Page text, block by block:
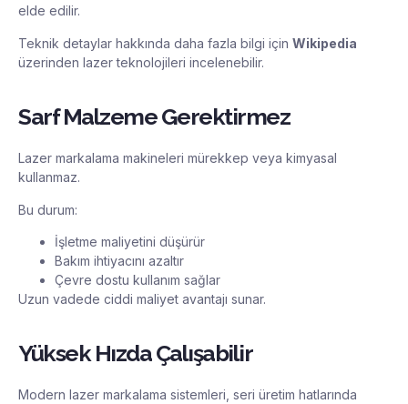
elde edilir.
Teknik detaylar hakkında daha fazla bilgi için Wikipedia
üzerinden lazer teknolojileri incelenebilir.
Sarf Malzeme Gerektirmez
Lazer markalama makineleri mürekkep veya kimyasal
kullanmaz.
Bu durum:
İşletme maliyetini düşürür
Bakım ihtiyacını azaltır
Çevre dostu kullanım sağlar
Uzun vadede ciddi maliyet avantajı sunar.
Yüksek Hızda Çalışabilir
Modern lazer markalama sistemleri, seri üretim hatlarında